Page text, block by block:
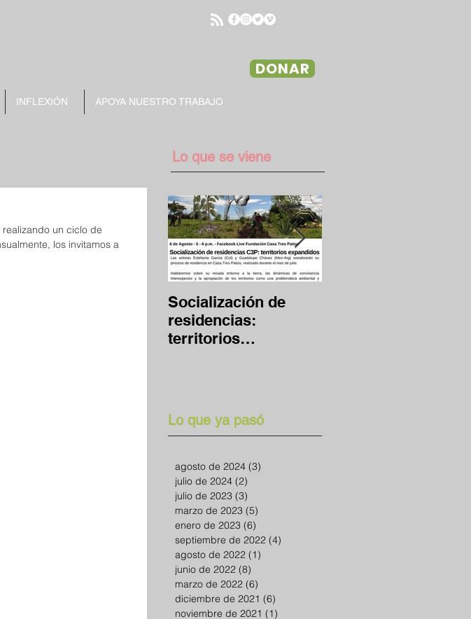
DONAR
INFLEXIÓN APOYA NUESTRO TRABAJO
Lo que se viene
realizando un ciclo de
los invitamos a
Socialización de
residencias:
territorios
Lo que ya pasó
agosto de 2024 (3)
julio de 2024 (2)
julio de 2023 (3)
marzo de 2023 (5)
enero de 2023 (6)
septiembre de 2022 (4)
agosto de 2022 (1)
junio de 2022 (8)
marzo de 2022 (6)
diciembre de 2021 (6)
noviembre de 2021 (1)